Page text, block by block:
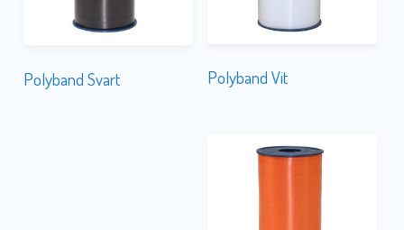
Polyband Svart Polyband Vit